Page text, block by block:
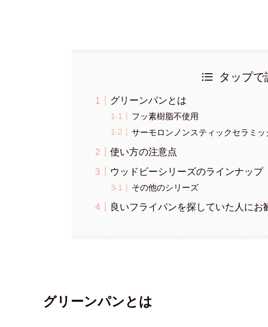
タップ
グリーンパンとは
フッ素樹脂不使用
サーモロンノンスティックセラミッ
使い方の注意点
ウッドビーシリーズのラインナップ
その他のシリーズ
良いフライパンを探していた人にお
グリーンパンとは